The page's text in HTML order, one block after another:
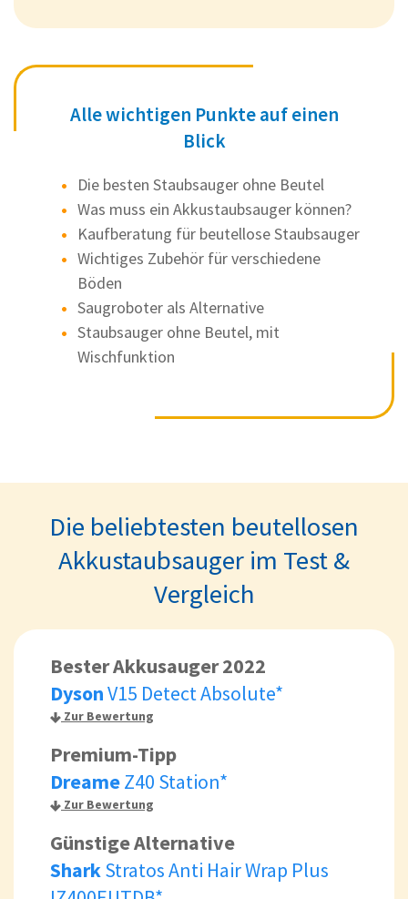
Alle wichtigen Punkte auf einen
Blick
Die besten Staubsauger ohne Beutel
Was muss ein Akkustaubsauger können?
Kaufberatung für beutellose Staubsauger
Wichtiges Zubehör für verschiedene
Böden
Saugroboter als Alternative
Staubsauger ohne Beutel, mit
Wischfunktion
Die beliebtesten beutellosen
Akkustaubsauger im Test &
Vergleich
Bester Akkusauger 2022
DysonV15 Detect Absolute*
Zur Bewertung
Premium-Tipp
DreameZ40 Station*
Zur Bewertung
Günstige Alternative
SharkStratos Anti Hair Wrap Plus